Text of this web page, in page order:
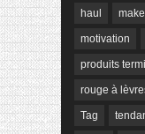
haul
motivation
produits
rouge à
Tag